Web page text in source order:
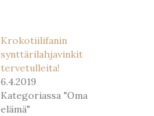
Krokotiilifanin
synttärilahjavinkit
tervetulleita!
6.4.2019
Kategoriassa "Oma
elämä"